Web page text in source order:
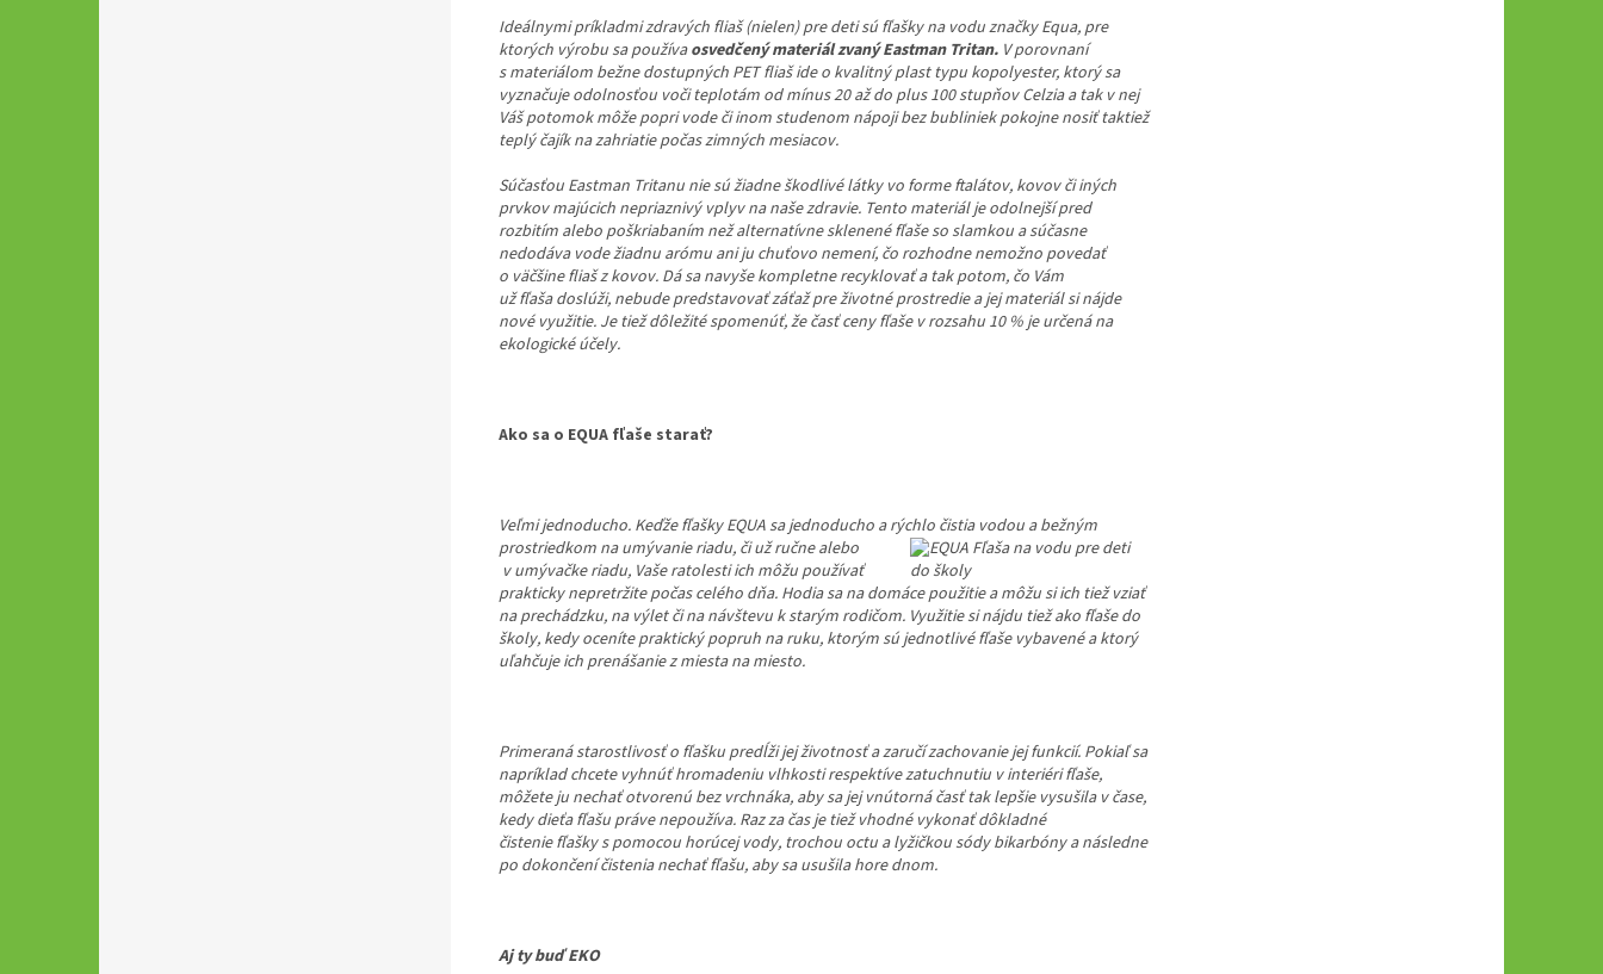
Ideálnymi príkladmi zdravých fliaš (nielen) pre deti sú fľašky na vodu značky Equa, pre
ktorých výrobu sa používaosvedčený materiál zvaný Eastman Tritan. V porovnaní
s materiálom bežne dostupných PET fliaš ide o kvalitný plast typu kopolyester, ktorý sa
vyznačuje odolnosťou voči teplotám od mínus 20 až do plus 100 stupňov Celzia a tak v nej
Váš potomok môže popri vode či inom studenom nápoji bez bubliniek pokojne nosiť taktiež
teplý čajík na zahriatie počas zimných mesiacov.
Súčasťou Eastman Tritanu nie sú žiadne škodlivé látky vo forme ftalátov, kovov či iných
prvkov majúcich nepriaznivý vplyv na naše zdravie. Tento materiál je odolnejší pred
rozbitím alebo poškriabaním než alternatívne sklenené fľaše so slamkou a súčasne
nedodáva vode žiadnu arómu ani ju chuťovo nemení, čo rozhodne nemožno povedať
o väčšine fliaš z kovov. Dá sa navyše kompletne recyklovať a tak potom, čo Vám
už fľaša doslúži, nebude predstavovať záťaž pre životné prostredie a jej materiál si nájde
nové využitie. Je tiež dôležité spomenúť, že časť ceny fľaše v rozsahu 10 % je určená na
ekologické účely.
Ako sa o EQUA fľaše starať?
Veľmi jednoducho. Keďže fľašky EQUA sa jednoducho a rýchlo čistia vodou a bežným
prostriedkom na umývanie riadu, či už ručne alebo
v umývačke riadu, Vaše ratolesti ich môžu používať
prakticky nepretržite počas celého dňa. Hodia sa na domáce použitie a môžu si ich tiež vziať
na prechádzku, na výlet či na návštevu k starým rodičom. Využitie si nájdu tiež ako fľaše do
školy, kedy oceníte praktický popruh na ruku, ktorým sú jednotlivé fľaše vybavené a ktorý
uľahčuje ich prenášanie z miesta na miesto.
Primeraná starostlivosť o fľašku predĺži jej životnosť a zaručí zachovanie jej funkcií. Pokiaľ sa
napríklad chcete vyhnúť hromadeniu vlhkosti respektíve zatuchnutiu v interiéri fľaše,
môžete ju nechať otvorenú bez vrchnáka, aby sa jej vnútorná časť tak lepšie vysušila v čase,
kedy dieťa fľašu práve nepoužíva. Raz za čas je tiež vhodné vykonať dôkladné
čistenie fľašky s pomocou horúcej vody, trochou octu a lyžičkou sódy bikarbóny a následne
po dokončení čistenia nechať fľašu, aby sa usušila hore dnom.
Aj ty buď EKO